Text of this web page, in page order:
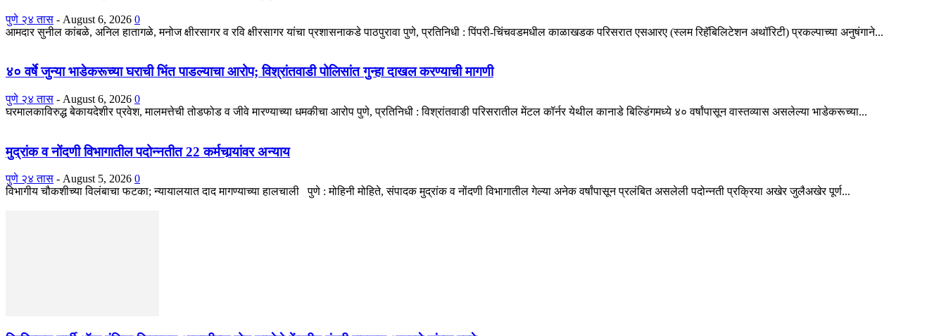
पुणे २४ तास - August 6, 2026 0
आमदार सुनील कांबळे, अनिल हातागळे, मनोज क्षीरसागर व रवि क्षीरसागर यांचा प्रशासनाकडे पाठपुरावा पुणे, प्रतिनिधी : पिंपरी-चिंचवडमधील काळाखडक परिसरात एसआरए (स्लम रिहॅबिलिटेशन अथॉरिटी) प्रकल्पाच्या अनुषंगाने...
४० वर्षे जुन्या भाडेकरूच्या घराची भिंत पाडल्याचा आरोप; विश्रांतवाडी पोलिसांत गुन्हा दाखल करण्याची मागणी
पुणे २४ तास - August 6, 2026 0
घरमालकाविरुद्ध बेकायदेशीर प्रवेश, मालमत्तेची तोडफोड व जीवे मारण्याच्या धमकीचा आरोप पुणे, प्रतिनिधी : विश्रांतवाडी परिसरातील मेंटल कॉर्नर येथील कानाडे बिल्डिंगमध्ये ४० वर्षांपासून वास्तव्यास असलेल्या भाडेकरूच्या...
मुद्रांक व नोंदणी विभागातील पदोन्नतीत 22 कर्मचार्‍यांवर अन्याय
पुणे २४ तास - August 5, 2026 0
विभागीय चौकशीच्या विलंबाचा फटका; न्यायालयात दाद मागण्याच्या हालचाली पुणे : मोहिनी मोहिते, संपादक मुद्रांक व नोंदणी विभागातील गेल्या अनेक वर्षांपासून प्रलंबित असलेली पदोन्नती प्रक्रिया अखेर जुलैअखेर पूर्ण...